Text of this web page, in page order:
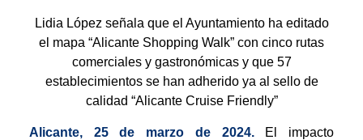
Lidia López señala que el Ayuntamiento ha editado
el mapa “Alicante Shopping Walk” con cinco rutas
comerciales y gastronómicas y que 57
establecimientos se han adherido ya al sello de
calidad “Alicante Cruise Friendly”
Alicante, 25 de marzo de 2024. El impacto